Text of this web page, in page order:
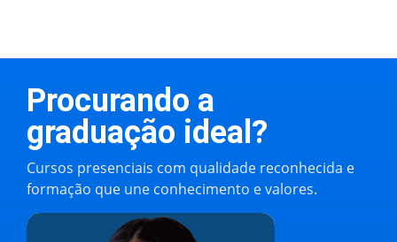
Procurando a
graduação ideal?
Cursos presenciais com qualidade reconhecida e
formação que une conhecimento e valores.